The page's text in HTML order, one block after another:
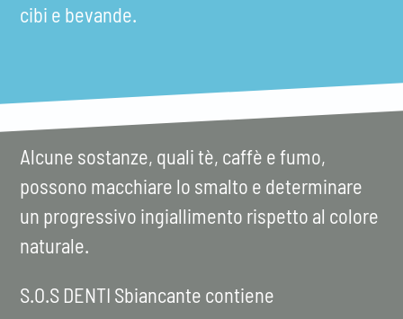
cibi e bevande.
Alcune sostanze, quali tè, caffè e fumo,
possono macchiare lo smalto e determinare
un progressivo ingiallimento rispetto al colore
naturale.
S.O.S DENTI Sbiancante contiene